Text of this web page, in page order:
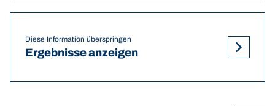
Diese Information überspringen
Ergebnisse anzeigen